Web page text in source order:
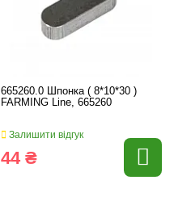
665260.0 Шпонка ( 8*10*30 )
FARMING Line, 665260
Залишити відгук
44 ₴